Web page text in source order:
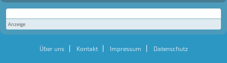
Anzeige
Über uns Kontakt Impressum Datenschutz